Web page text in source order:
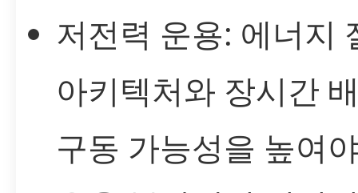
저전력 운용: 에너지
아키텍처와 장시간
구동 가능성을 높여